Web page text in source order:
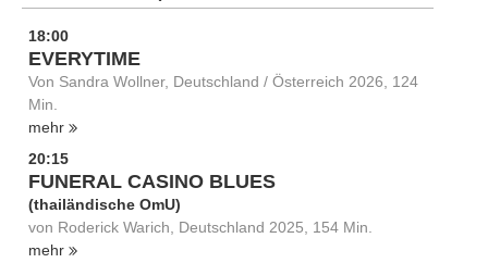
18:00
EVERYTIME
Von Sandra Wollner, Deutschland / Österreich 2026, 124
Min.
mehr
20:15
FUNERAL CASINO BLUES
(thailändische OmU)
von Roderick Warich, Deutschland 2025, 154 Min.
mehr